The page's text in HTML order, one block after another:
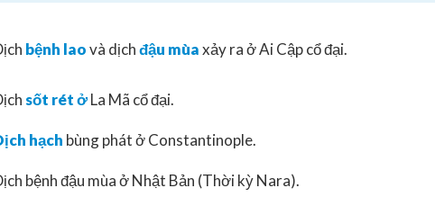
bệnh laovà dịchđậu mùaxảy ra ở Ai Cập cổ đại.
sốt rét ởLa Mã cổ đại.
hạch bùng phát ở Constantinople.
bệnh đậu mùa ở Nhật Bản (Thời kỳ Nara).